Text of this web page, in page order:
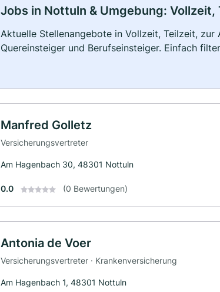
Jobs in Nottuln & Umgebung:
Aktuelle Stellenangebote in Vollzeit, Teilzeit,
Quereinsteiger und Berufseinsteiger. Einfach
Manfred Golletz
Versicherungsvertreter
Am Hagenbach 30, 48301 Nottuln
0.0 (0 Bewertungen)
Antonia de Voer
Versicherungsvertreter · Krankenversicherung
Am Hagenbach 1, 48301 Nottuln